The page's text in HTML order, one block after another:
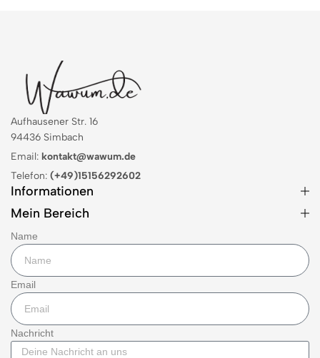
Aufhausener Str. 16
94436 Simbach
Email: kontakt@wawum.de
Telefon: (+49)15156292602
Informationen
Mein Bereich
Name
Email
Nachricht